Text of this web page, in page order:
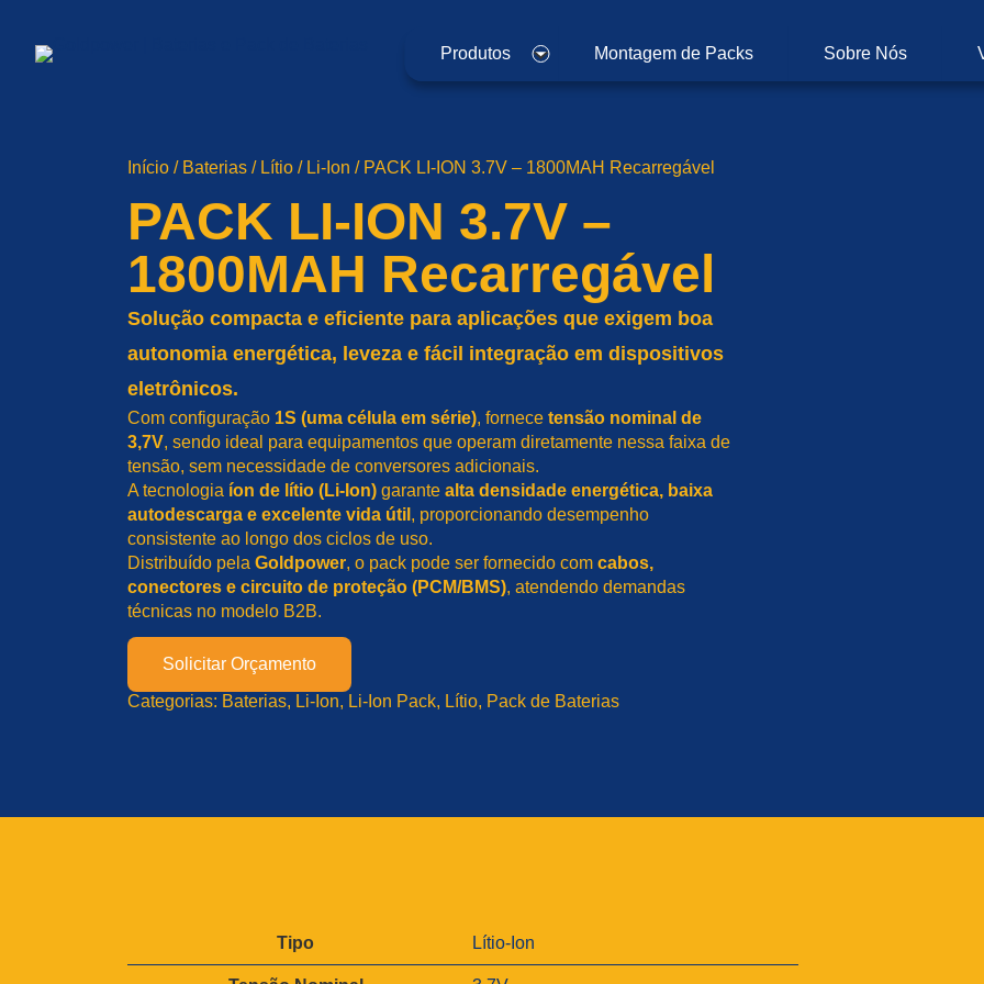
conteúdo
Produtos Montagem de Packs Sobre Nós
Início / Baterias / Lítio / Li-Ion / PACK LI-ION 3.7V – 1800MAH Recarregável
PACK LI-ION 3.7V –
1800MAH Recarregável
Solução compacta e eficiente para aplicações que exigem boa
autonomia energética, leveza e fácil integração em dispositivos
eletrônicos.
Com configuração 1S (uma célula em série), fornece tensão nominal de
3,7V, sendo ideal para equipamentos que operam diretamente nessa faixa de
tensão, sem necessidade de conversores adicionais.
A tecnologia íon de lítio (Li-Ion) garante alta densidade energética, baixa
autodescarga e excelente vida útil , proporcionando desempenho
consistente ao longo dos ciclos de uso.
Distribuído pela Goldpower, o pack pode ser fornecido com cabos,
conectores e circuito de proteção (PCM/BMS), atendendo demandas
técnicas no modelo B2B.
Solicitar Orçamento
Categorias: Baterias, Li-Ion, Li-Ion Pack, Lítio, Pack de Baterias
V
Tipo Lítio-Ion